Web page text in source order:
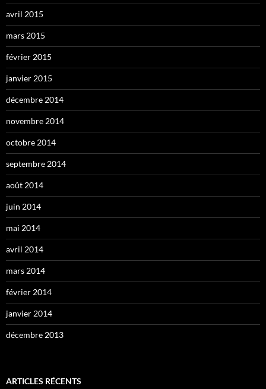
avril 2015
mars 2015
février 2015
janvier 2015
décembre 2014
novembre 2014
octobre 2014
septembre 2014
août 2014
juin 2014
mai 2014
avril 2014
mars 2014
février 2014
janvier 2014
décembre 2013
ARTICLES RÉCENTS